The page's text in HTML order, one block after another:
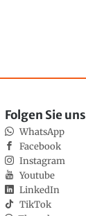
Folgen Sie uns
WhatsApp
Facebook
Instagram
Youtube
LinkedIn
TikTok